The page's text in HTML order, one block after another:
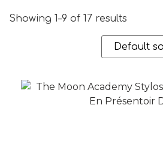
Showing 1–9 of 17 results